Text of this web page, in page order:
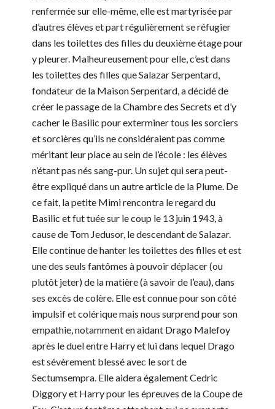
renfermée sur elle-même, elle est martyrisée par
d’autres élèves et part régulièrement se réfugier
dans les toilettes des filles du deuxième étage pour
y pleurer. Malheureusement pour elle, c’est dans
les toilettes des filles que Salazar Serpentard,
fondateur de la Maison Serpentard, a décidé de
créer le passage de la Chambre des Secrets et d’y
cacher le Basilic pour exterminer tous les sorciers
et sorcières qu’ils ne considéraient pas comme
méritant leur place au sein de l’école : les élèves
n’étant pas nés sang-pur. Un sujet qui sera peut-
être expliqué dans un autre article de la Plume. De
ce fait, la petite Mimi rencontra le regard du
Basilic et fut tuée sur le coup le 13 juin 1943, à
cause de Tom Jedusor, le descendant de Salazar.
Elle continue de hanter les toilettes des filles et est
une des seuls fantômes à pouvoir déplacer (ou
plutôt jeter) de la matière (à savoir de l’eau), dans
ses excès de colère. Elle est connue pour son côté
impulsif et colérique mais nous surprend pour son
empathie, notamment en aidant Drago Malefoy
après le duel entre Harry et lui dans lequel Drago
est sévèrement blessé avec le sort de
Sectumsempra. Elle aidera également Cedric
Diggory et Harry pour les épreuves de la Coupe de